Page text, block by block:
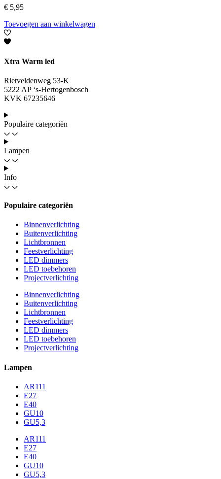
€ 5,95
Toevoegen aan winkelwagen
Xtra Warm led
Rietveldenweg 53-K
5222 AP ‘s-Hertogenbosch
KVK 67235646
Populaire categoriën
Lampen
Info
Populaire categoriën
Binnenverlichting
Buitenverlichting
Lichtbronnen
Feestverlichting
LED dimmers
LED toebehoren
Projectverlichting
Binnenverlichting
Buitenverlichting
Lichtbronnen
Feestverlichting
LED dimmers
LED toebehoren
Projectverlichting
Lampen
AR111
E27
E40
GU10
GU5,3
AR111
E27
E40
GU10
GU5,3